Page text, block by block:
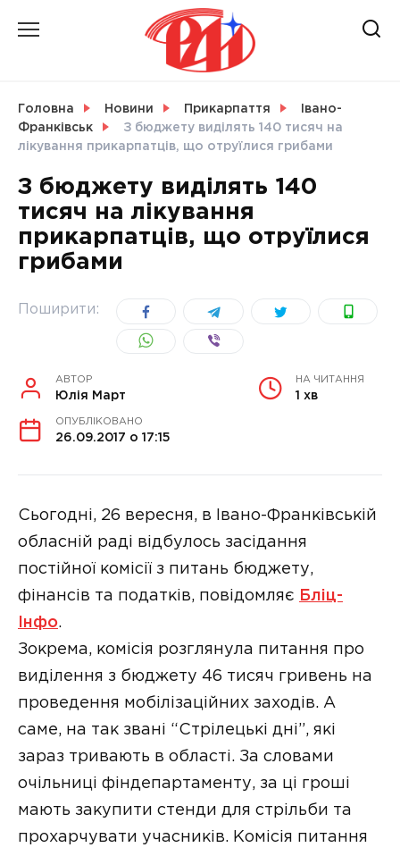
СВІТ
УКРАЇНА
Головна Новини Прикарпаття
Івано-
Франківськ
З бюджету виділять 140 тисяч на
лікування прикарпатців, що отруїлися грибами
З бюджету виділять 140
тисяч на лікування
прикарпатців, що отруїлися
грибами
Поширити:
АВТОР
Юлія Март
НА ЧИТАННЯ
1 хв
ОПУБЛІКОВАНО
26.09.2017 о 17:15
Сьогодні, 26 вересня, в Івано-Франківській
обласній раді відбулось засідання
постійної комісії з питань бюджету,
фінансів та податків, повідомляє
Бліц-
Інфо.
Зокрема, комісія розглянула питання про
виділення з бюджету 46 тисяч гривень на
проведення мобілізаційних заходів. А
саме, на так звані “Стрілецькі дні”, які
зараз тривають в області. За словами
очільниці фіндепартаменту, за ці гроші
мають закупити стенди для стрільби та
прохарчувати учасників. Комісія питання